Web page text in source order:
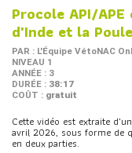
Procole API/
d'Inde et la Poule
PAR : L'Équipe VétoNAC
NIVEAU 1
ANNÉE : 3
DURÉE : 38:17
COÛT : gratuit
Cette vidéo est extraite
avril 2026, sous forme de
en deux parties.